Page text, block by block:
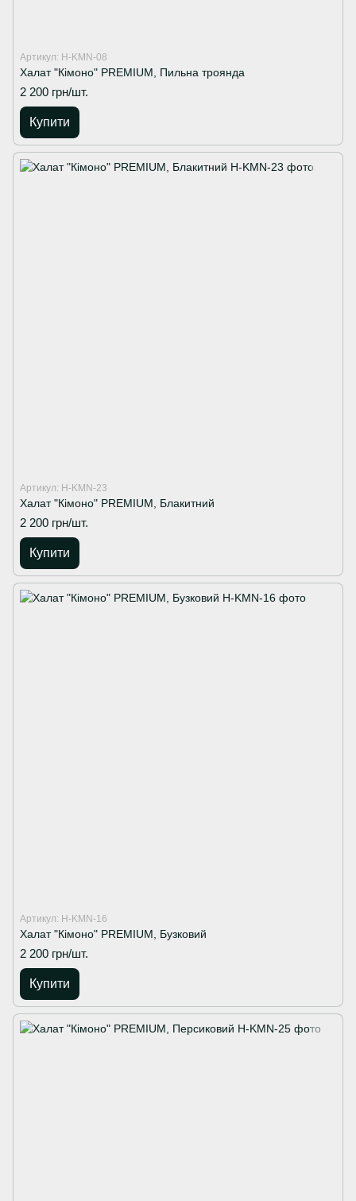
Артикул: H-KMN-08
Халат "Кімоно" PREMIUM, Пильна троянда
2 200 грн/шт.
Купити
Артикул: H-KMN-23
Халат "Кімоно" PREMIUM, Блакитний
2 200 грн/шт.
Купити
Артикул: H-KMN-16
Халат "Кімоно" PREMIUM, Бузковий
2 200 грн/шт.
Купити